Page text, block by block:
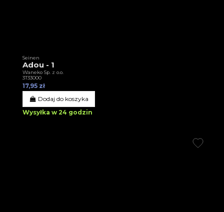
Seinen
Adou - 1
Waneko Sp. z o.o.
3T33000
17,95 zł
Dodaj do koszyka
Wysyłka w 24 godzin